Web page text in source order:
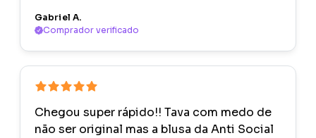
Gabriel A.
Comprador verificado
Chegou super rápido!! Tava com medo de
não ser original mas a blusa da Anti Social